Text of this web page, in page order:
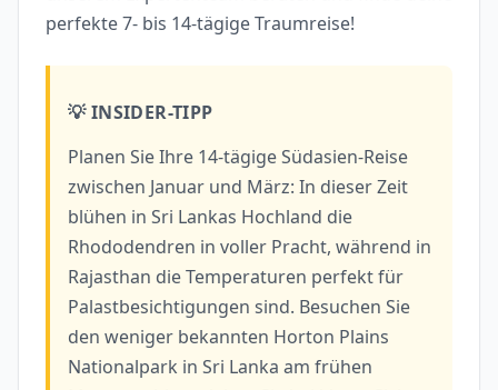
perfekte 7- bis 14-tägige Traumreise!
💡 INSIDER-TIPP
Planen Sie Ihre 14-tägige Südasien-Reise
zwischen Januar und März: In dieser Zeit
blühen in Sri Lankas Hochland die
Rhododendren in voller Pracht, während in
Rajasthan die Temperaturen perfekt für
Palastbesichtigungen sind. Besuchen Sie
den weniger bekannten Horton Plains
Nationalpark in Sri Lanka am frühen